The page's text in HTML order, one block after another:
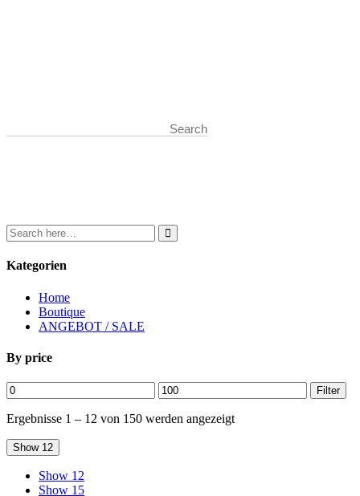
Kategorien
Home
Boutique
ANGEBOT / SALE
By price
Min.
Preis
Max.
Preis
Filter
Ergebnisse 1 – 12 von 150 werden angezeigt
Show 12
Show 12
Show 15